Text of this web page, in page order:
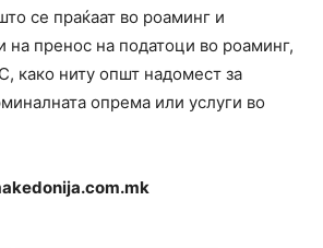
се праќаат во роаминг и
на пренос на податоци во роаминг,
како ниту општ надомест за
опрема или услуги во